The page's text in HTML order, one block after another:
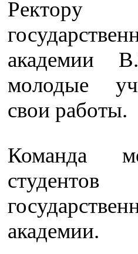
академии
молодые
свои работы.
Команда
академии.